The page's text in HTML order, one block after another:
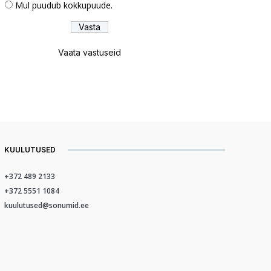
Mul puudub kokkupuude.
Vaata vastuseid
KUULUTUSED
+372 489 2133
+372 5551 1084
kuulutused@sonumid.ee